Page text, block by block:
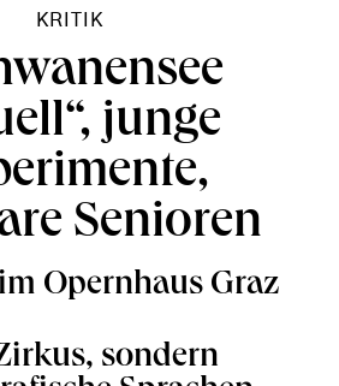
KRITIK
junge
Senioren
Opernhaus Graz
sondern